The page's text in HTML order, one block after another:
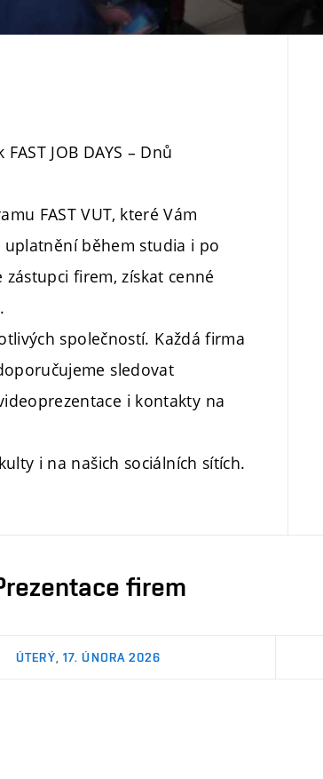
JOB DAYS – Dnů
FAST VUT, které Vám
během studia i po
firem, získat cenné
společností. Každá firma
sledovat
i kontakty na
i na našich sociálních sítích.
firem
ÚTERÝ, 17. ÚNORA 2026